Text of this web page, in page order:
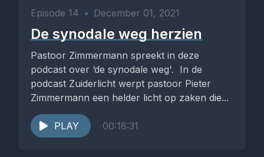
Episode 14 • December 01, 2021
De synodale weg herzien
Pastoor Zimmermann spreekt in deze
podcast over ‘de synodale weg'. In de
podcast Zuiderlicht werpt pastoor Pieter
Zimmermann een helder licht op zaken die...
PLAY 00:18:31